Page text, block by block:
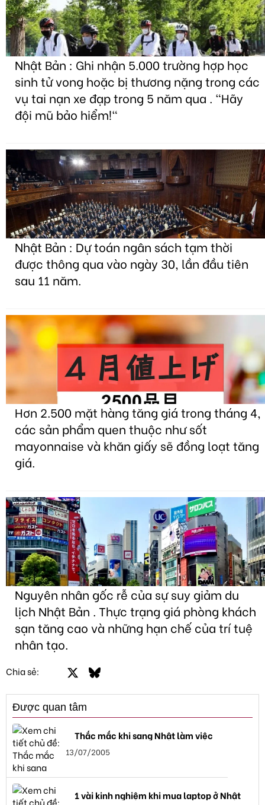
Nhật Bản : Ghi nhận 5.000 trường hợp học
sinh tử vong hoặc bị thương nặng trong các
vụ tai nạn xe đạp trong 5 năm qua . "Hãy
đội mũ bảo hiểm!"
Nhật Bản : Dự toán ngân sách tạm thời
được thông qua vào ngày 30, lần đầu tiên
sau 11 năm.
Hơn 2.500 mặt hàng tăng giá trong tháng 4,
các sản phẩm quen thuộc như sốt
mayonnaise và khăn giấy sẽ đồng loạt tăng
giá.
Nguyên nhân gốc rễ của sự suy giảm du
lịch Nhật Bản . Thực trạng giá phòng khách
sạn tăng cao và những hạn chế của trí tuệ
nhân tạo.
Chia sẻ: FacebookBluesky
Được quan tâm
Thắc mắc khi sang Nhật làm việc
13/07/2005
1 vài kinh nghiệm khi mua laptop ở Nhật